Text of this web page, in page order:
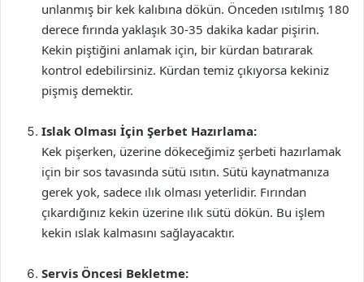
unlanmış bir kek kalıbına dökün. Önceden ısıtılmış 180
derece fırında yaklaşık 30-35 dakika kadar pişirin.
Kekin piştiğini anlamak için, bir kürdan batırarak
kontrol edebilirsiniz. Kürdan temiz çıkıyorsa kekiniz
pişmiş demektir.
Islak Olması İçin Şerbet Hazırlama:
Kek pişerken, üzerine dökeceğimiz şerbeti hazırlamak
için bir sos tavasında sütü ısıtın. Sütü kaynatmanıza
gerek yok, sadece ılık olması yeterlidir. Fırından
çıkardığınız kekin üzerine ılık sütü dökün. Bu işlem
kekin ıslak kalmasını sağlayacaktır.
Servis Öncesi Bekletme: